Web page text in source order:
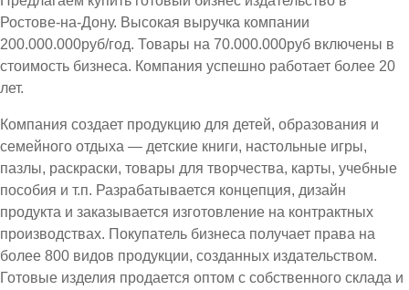
Ростове-на-Дону. Высокая выручка компании
200.000.000руб/год. Товары на 70.000.000руб включены в
стоимость бизнеса. Компания успешно работает более 20
лет.
Компания создает продукцию для детей, образования и
семейного отдыха — детские книги, настольные игры,
пазлы, раскраски, товары для творчества, карты, учебные
пособия и т.п. Разрабатывается концепция, дизайн
продукта и заказывается изготовление на контрактных
производствах. Покупатель бизнеса получает права на
более 800 видов продукции, созданных издательством.
Готовые изделия продается оптом с собственного склада и